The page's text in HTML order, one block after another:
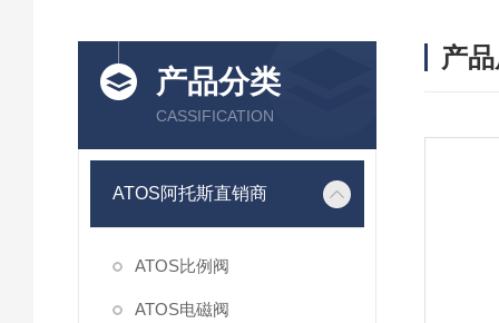
产品分类
CASSIFICATION
ATOS阿托斯直销商
ATOS比例阀
ATOS电磁阀
产